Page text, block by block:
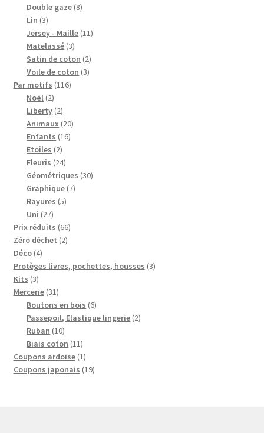
Livraison
Mentions légales
produits
Double gaze 88
Lin 33
produits
Jersey - Maille 1111
Matelassé 33
produits
Satin de coton 22
produits
Voile de coton 33
Par motifs 116116
Noël 22
produits
Liberty 22
produits
Animaux 2020
Enfants 1616
Etoiles 22
produits
Fleuris 2424
produits
Géométriques 3030
Graphique 77
Rayures 55
Uni 2727
produits
Prix réduits 6666
Zéro déchet 22
Déco 44
produits
Protèges livres, pochettes, housses 33
Kits 33
produits
Mercerie 3131
produits
Boutons en bois 66
produits
Passepoil, Elastique lingerie 22
Ruban 1010
produits
Biais coton 1111
produits
Coupons ardoise 11
produit
Coupons japonais 1919